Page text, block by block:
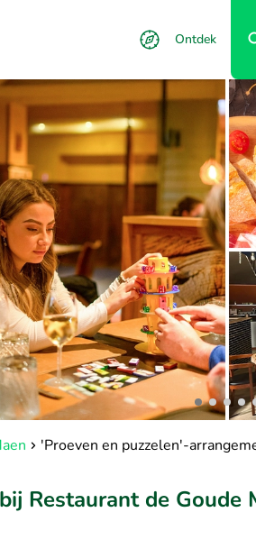
Ontdek
'Proeven en puzzelen'-
Restaurant de Goude